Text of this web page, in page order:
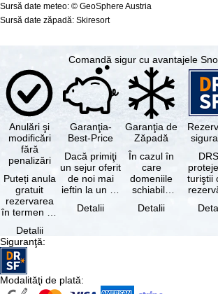
Sursă date meteo: © GeoSphere Austria
Sursă date zăpadă: Skiresort
Comandă sigur cu avantajele
Anulări şi
modificări
fără
penalizări
Puteți anula
gratuit
rezervarea
în termen de
data
rezervării, …
Detalii
Garanţia-
Best-Price
Dacă primiţi
un sejur oferit
de noi mai
ieftin la un alt
cu aceleaşi …
Detalii
Garanţia de
Zăpadă
În cazul în
care
domeniile
schiabile
skipass-ul
Detalii
turiştii
sau
Siguranţă:
Modalităţi de plată: